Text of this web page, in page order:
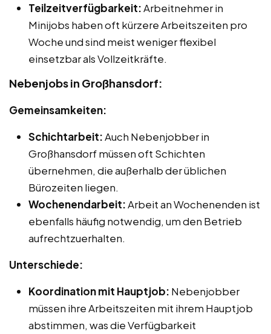
Teilzeitverfügbarkeit:Arbeitnehmer in
Minijobs haben oft kürzere Arbeitszeiten pro
Woche und sind meist weniger flexibel
einsetzbar als Vollzeitkräfte.
Nebenjobs in Großhansdorf:
Gemeinsamkeiten:
Schichtarbeit:Auch Nebenjobber in
Großhansdorf müssen oft Schichten
übernehmen, die außerhalb der üblichen
Bürozeiten liegen.
Wochenendarbeit:Arbeit an Wochenenden ist
ebenfalls häufig notwendig, um den Betrieb
aufrechtzuerhalten.
Unterschiede:
Koordination mit Hauptjob: Nebenjobber
müssen ihre Arbeitszeiten mit ihrem Hauptjob
abstimmen, was die Verfügbarkeit